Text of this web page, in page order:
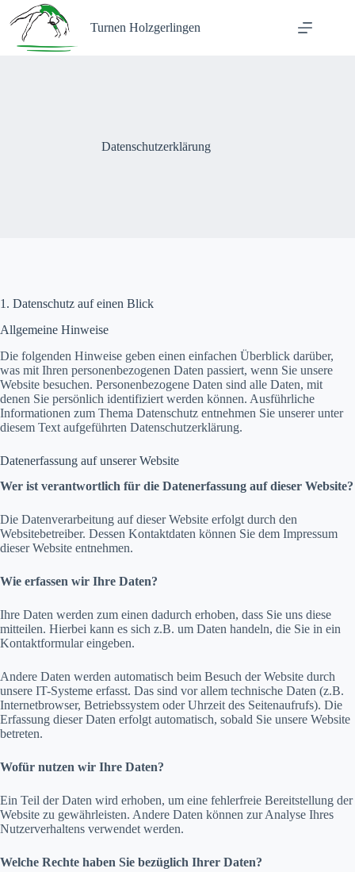
Inhalt
springen
Turnen Holzgerlingen
Datenschutzerklärung
1. Datenschutz auf einen Blick
Allgemeine Hinweise
Die folgenden Hinweise geben einen einfachen Überblick darüber,
was mit Ihren personenbezogenen Daten passiert, wenn Sie unsere
Website besuchen. Personenbezogene Daten sind alle Daten, mit
denen Sie persönlich identifiziert werden können. Ausführliche
Informationen zum Thema Datenschutz entnehmen Sie unserer unter
diesem Text aufgeführten Datenschutzerklärung.
Datenerfassung auf unserer Website
Wer ist verantwortlich für die Datenerfassung auf dieser Website?
Die Datenverarbeitung auf dieser Website erfolgt durch den
Websitebetreiber. Dessen Kontaktdaten können Sie dem Impressum
dieser Website entnehmen.
Wie erfassen wir Ihre Daten?
Ihre Daten werden zum einen dadurch erhoben, dass Sie uns diese
mitteilen. Hierbei kann es sich z.B. um Daten handeln, die Sie in ein
Kontaktformular eingeben.
Andere Daten werden automatisch beim Besuch der Website durch
unsere IT-Systeme erfasst. Das sind vor allem technische Daten (z.B.
Internetbrowser, Betriebssystem oder Uhrzeit des Seitenaufrufs). Die
Erfassung dieser Daten erfolgt automatisch, sobald Sie unsere Website
betreten.
Wofür nutzen wir Ihre Daten?
Ein Teil der Daten wird erhoben, um eine fehlerfreie Bereitstellung der
Website zu gewährleisten. Andere Daten können zur Analyse Ihres
Nutzerverhaltens verwendet werden.
Welche Rechte haben Sie bezüglich Ihrer Daten?